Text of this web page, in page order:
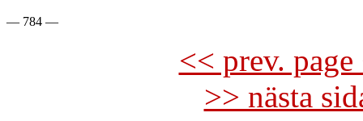
<< prev.
>> nästa